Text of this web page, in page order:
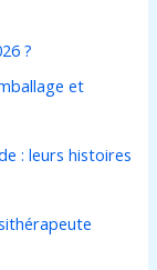
?
et
: leurs histoires